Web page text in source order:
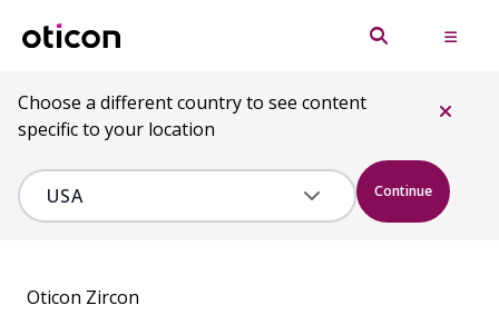
Choose a different country to see content
specific to your location
Continue
Oticon Zircon